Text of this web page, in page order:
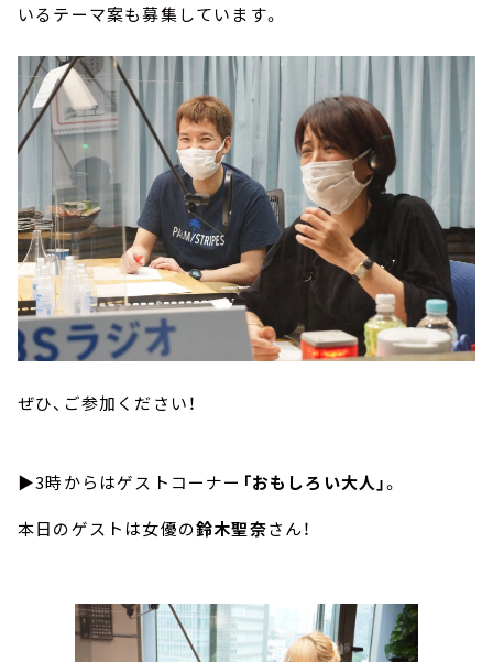
いるテーマ案も募集しています。
ぜひ、ご参加ください！
▶3時からはゲストコーナー 「おもしろい大人」。
本日のゲストは女優の鈴木聖奈さん！